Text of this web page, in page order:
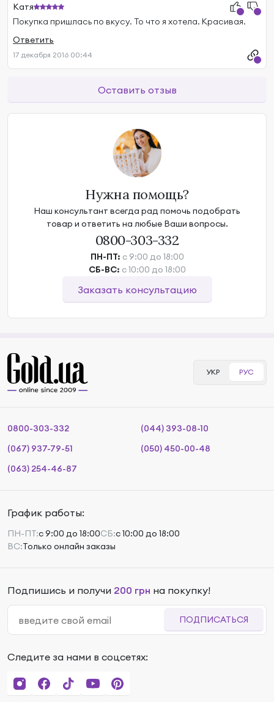
Катя
Покупка пришлась по вкусу. То что я хотела. Красивая.
Ответить
17 декабря 2016 00:44
Оставить отзыв
Нужна помощь?
Наш консультант всегда рад помочь подобрать
товар и ответить на любые Ваши вопросы.
0800-303-332
ПН-ПТ: с 9:00 до 18:00
СБ-ВС: с 10:00 до 18:00
Заказать консультацию
5 910
УКР РУС
0800-303-332
(044) 393-08-10
(067) 937-79-51
(050) 450-00-48
(063) 254-46-87
График работы:
ПН-ПТ:с 9:00 до 18:00СБ:с 10:00 до 18:00
ВС:Только онлайн заказы
Подпишись и получи 200 грн на покупку!
ПОДПИСАТЬСЯ
Следите за нами в соцсетях: